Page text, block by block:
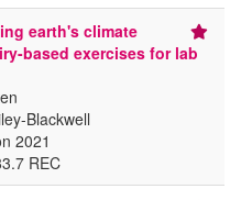
earth's climate
based exercises for lab
Blackwell
2021
REC